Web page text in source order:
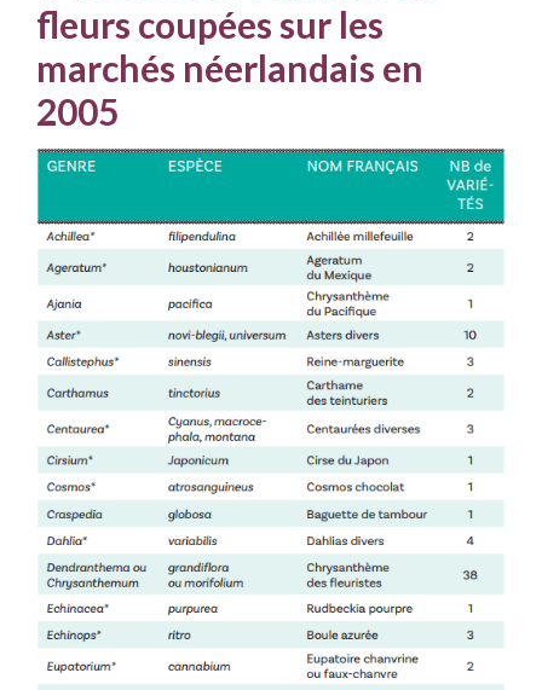
fleurs coupées sur les
marchés néerlandais en
2005